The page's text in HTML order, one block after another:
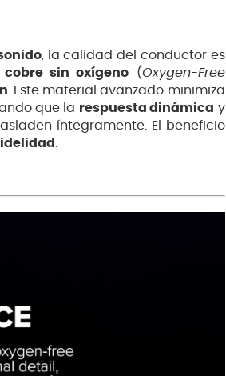
, la calidad del conductor es
cobre sin oxígeno (Oxygen-Free
. Este material avanzado minimiza
que la respuesta dinámica y
íntegramente. El beneficio
.